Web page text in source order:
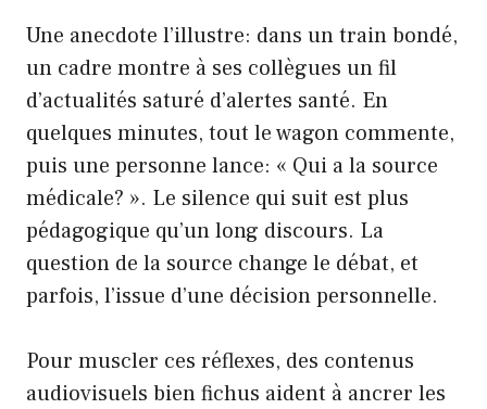
Une anecdote l’illustre: dans un train bondé,
un cadre montre à ses collègues un fil
d’actualités saturé d’alertes santé. En
quelques minutes, tout le wagon commente,
puis une personne lance: « Qui a la source
médicale? ». Le silence qui suit est plus
pédagogique qu’un long discours. La
question de la source change le débat, et
parfois, l’issue d’une décision personnelle.
Pour muscler ces réflexes, des contenus
audiovisuels bien fichus aident à ancrer les